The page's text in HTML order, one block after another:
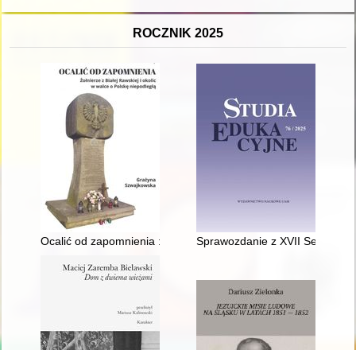
ROCZNIK 2025
Ocalić od zapomnienia : żołnierze z Białej Rawskiej i okolic w
Sprawozdanie z XVII